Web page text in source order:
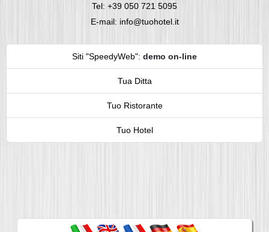
Tel: +39 050 721 5095
E-mail: info@tuohotel.it
Siti "SpeedyWeb": demo on-line
Tua Ditta
Tuo Ristorante
Tuo Hotel